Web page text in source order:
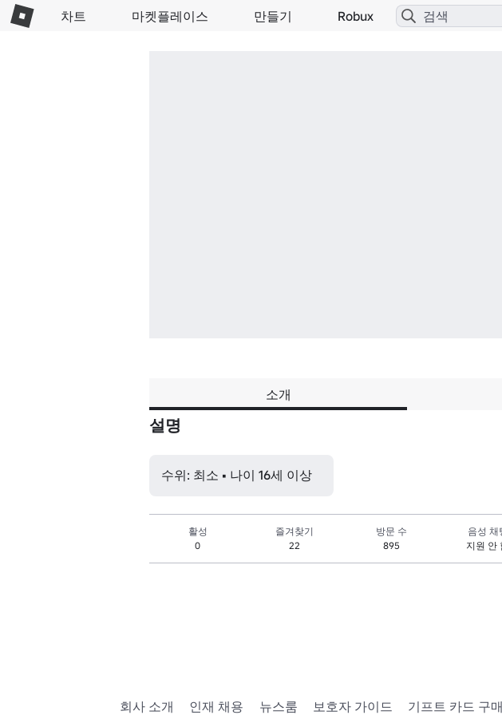
차트 마켓플레이스 만들기 Robux
소개
설명
수위: 최소 • 나이 16세 이상
활성
0
즐겨찾기
22
방문 수
895
음성 채
지원 안
회사 소개 인재 채용 뉴스룸 보호자 가이드 기프트 카드 구매